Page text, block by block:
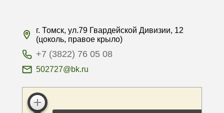
г. Томск, ул.79 Гвардейской Дивизии, 12
(цоколь, правое крыло)
+7 (3822) 76 05 08
502727@bk.ru